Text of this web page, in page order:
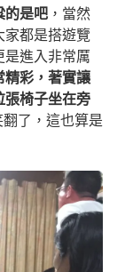
的是吧 ，當然
家都是搭遊覽
是進入非常厲
精彩，著實讓
張椅子坐在旁
翻了，這也算是